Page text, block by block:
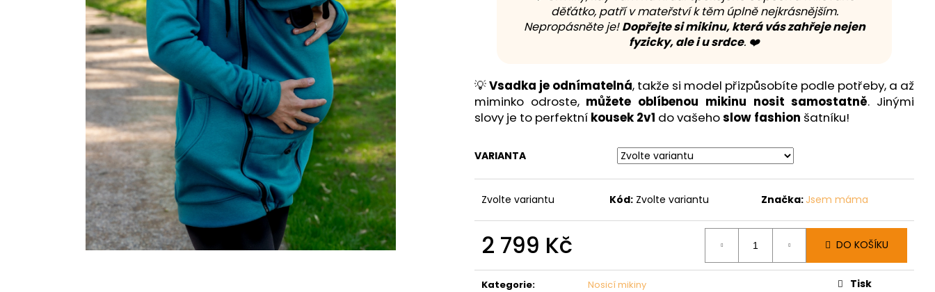
děťátko, patří v mateřství k těm úplně nejkrásnějším.
Nepropásněte je!Dopřejte si mikinu, která vás zahřeje nejen
fyzicky, ale i u srdce. ❤️
💡Vsadka je odnímatelná, takže si model přizpůsobíte podle potřeby, a až
miminko odroste, můžete oblíbenou mikinu nosit samostatně. Jinými
slovy je to perfektní kousek 2v1 do vašehoslow fashion šatníku!
VARIANTA
Zvolte variantu Kód: Zvolte variantu Značka: Jsem máma
2 799 Kč
cena:
DO KOŠÍKU
Kategorie:
Nosicí mikiny
Tisk